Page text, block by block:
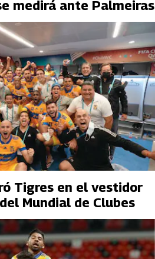
medirá ante Palmeiras
Tigres en el vestidor
Mundial de Clubes